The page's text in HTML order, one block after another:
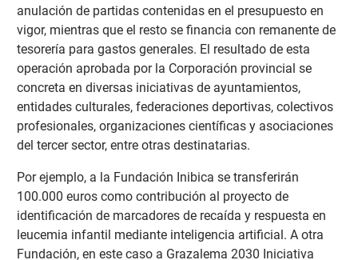
anulación de partidas contenidas en el presupuesto en
vigor, mientras que el resto se financia con remanente de
tesorería para gastos generales. El resultado de esta
operación aprobada por la Corporación provincial se
concreta en diversas iniciativas de ayuntamientos,
entidades culturales, federaciones deportivas, colectivos
profesionales, organizaciones científicas y asociaciones
del tercer sector, entre otras destinatarias.
Por ejemplo, a la Fundación Inibica se transferirán
100.000 euros como contribución al proyecto de
identificación de marcadores de recaída y respuesta en
leucemia infantil mediante inteligencia artificial. A otra
Fundación, en este caso a Grazalema 2030 Iniciativa